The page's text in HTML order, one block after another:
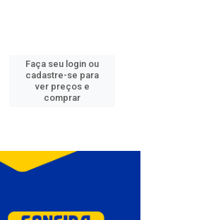
Faça seu login ou
cadastre-se para
ver preços e
comprar